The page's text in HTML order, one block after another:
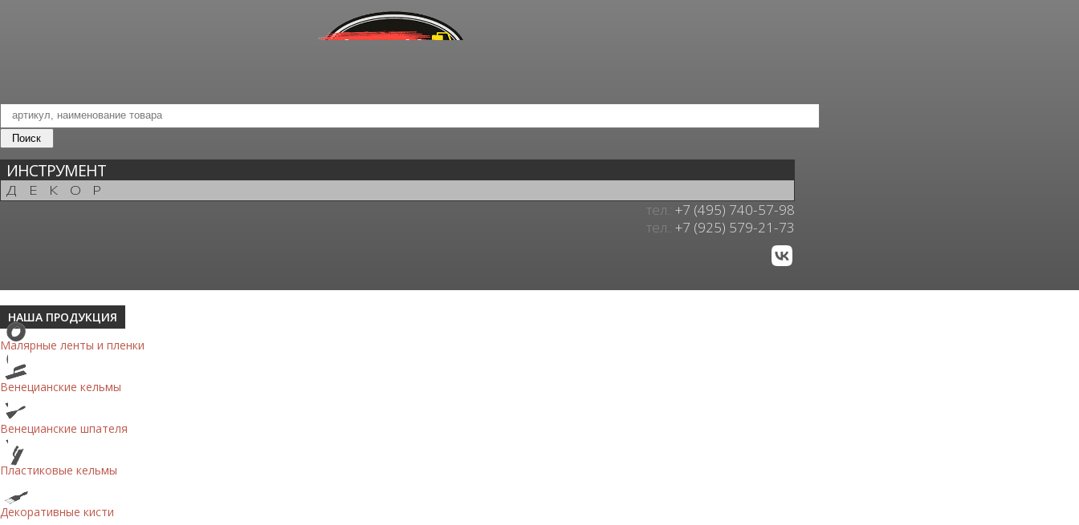
ИНСТРУМЕНТ
ДЕКОР
тел.: +7 (495) 740-57-98
тел.: +7 (925) 579-21-73
НАША ПРОДУКЦИЯ
Малярные ленты и пленки
Венецианские кельмы
Венецианские шпателя
Пластиковые кельмы
Декоративные кисти